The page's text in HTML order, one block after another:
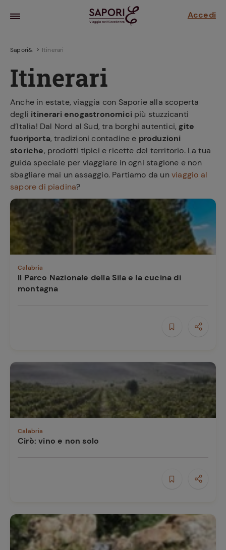
Accedi
ricetta
il
la frutta
sensi di
Sapori& Itinerari
Itinerari
Anche in estate, viaggia con Saporie alla scoperta
degli itinerari enogastronomici più stuzzicanti
d’Italia! Dal Nord al Sud, tra borghi autentici, gite
fuoriporta, tradizioni contadine e produzioni
storiche, prodotti tipici e ricette del territorio. La tua
guida speciale per viaggiare in ogni stagione e non
sbagliare mai un assaggio. Partiamo da un viaggio al
sapore di piadina?
Calabria
Il Parco Nazionale della Sila e la cucina di
montagna
Calabria
Cirò: vino e non solo